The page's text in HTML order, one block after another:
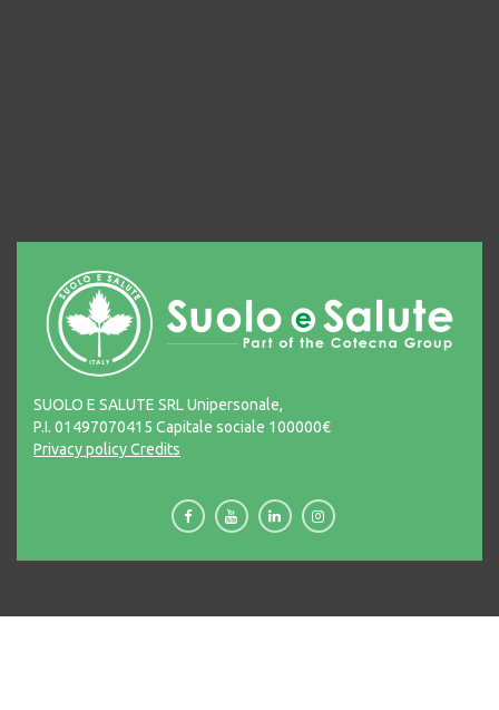
SUOLO E SALUTE SRL Unipersonale,
P.I. 01497070415 Capitale sociale 100000€
Privacy policyCredits